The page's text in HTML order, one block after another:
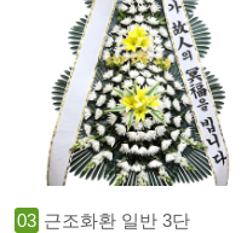
03 근조화환 일반 3단